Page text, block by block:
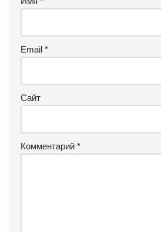
Email *
Сайт
Комментарий *